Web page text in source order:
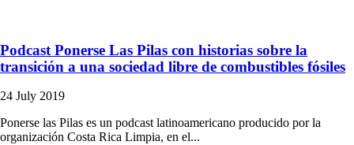
Podcast Ponerse Las Pilas con historias sobre la
transición a una sociedad libre de combustibles fósiles
24 July 2019
Ponerse las Pilas es un podcast latinoamericano producido por la
organización Costa Rica Limpia, en el...